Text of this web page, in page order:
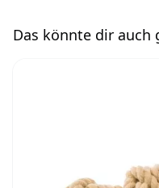
Das könnte dir auch